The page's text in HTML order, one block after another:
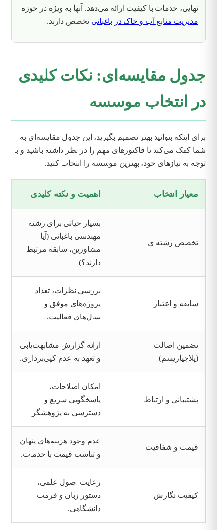
نهایی، خدمات با کیفیت ارائه می‌دهد. آنها به ویژه در حوزه
مدیریت منابع آب و خاک در باغبانی تخصص دارند.
جدول مقایسه‌ای: نکات کلیدی
در انتخاب موسسه
برای اینکه بتوانید بهتر تصمیم بگیرید، این جدول مقایسه‌ای به
شما کمک می‌کند تا فاکتورهای مهم را در نظر داشته باشید و با
توجه به نیازهای خود، بهترین موسسه را انتخاب کنید.
معیار انتخاب اهمیت و نکته کلیدی
تخصص رشته‌ای
بسیار حیاتی برای رشته
مهندسی باغبانی (آیا
مشاورین، سابقه مرتبط
دارند؟)
سابقه و اعتبار
بررسی نظرات، تعداد
پروژه‌های موفق و
سال‌های فعالیت.
تضمین اصالت
(پلاجیاریسم)
ارائه گزارش مشابهت‌یابی
و تعهد به عدم کپی‌برداری.
پشتیبانی و ارتباط
امکان اصلاحات،
پاسخگویی سریع و
دسترسی به پژوهشگر.
قیمت و شفافیت
عدم وجود هزینه‌های پنهان
و تناسب قیمت با خدمات.
کیفیت نگارش
رعایت اصول علمی،
دستور زبان و فرمت
دانشگاهی.